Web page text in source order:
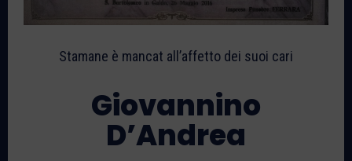
Stamane è mancat all’affetto dei suoi cari
Giovannino
D’Andrea